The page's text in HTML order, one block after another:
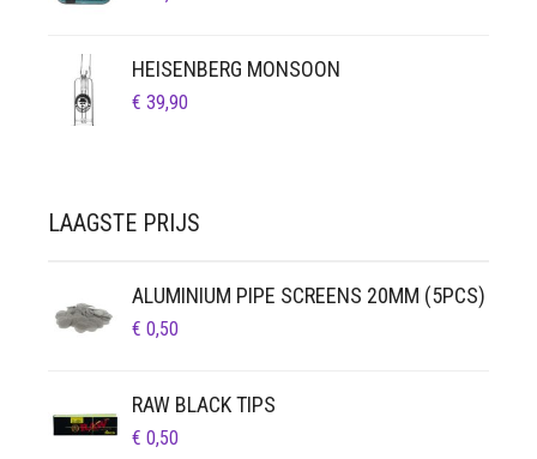
HEISENBERG MONSOON
€ 39,90
LAAGSTE PRIJS
ALUMINIUM PIPE SCREENS 20MM (5PCS)
€ 0,50
RAW BLACK TIPS
€ 0,50